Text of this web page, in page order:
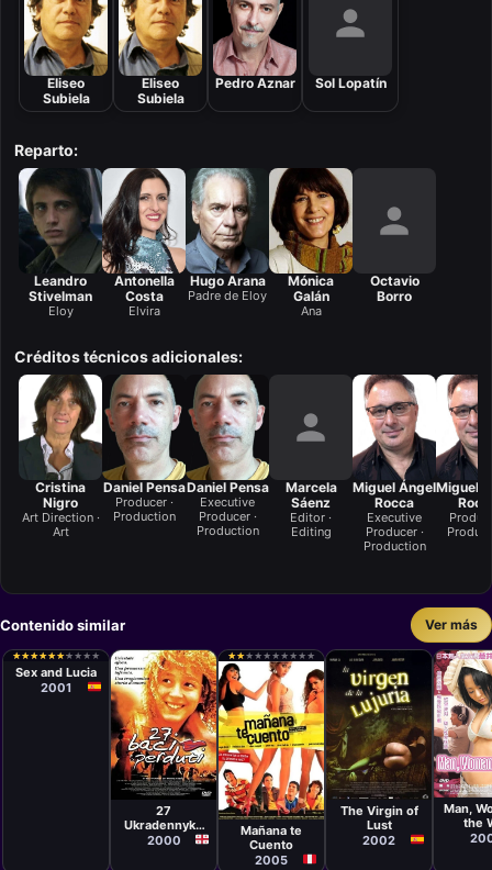
Eliseo
Subiela
Eliseo
Subiela
Pedro Aznar Sol Lopatín
Reparto:
Leandro
Stivelman
Eloy
Antonella
Costa
Elvira
Hugo Arana
Padre de Eloy
Mónica
Galán
Ana
Octavio
Borro
Créditos técnicos adicionales:
Cristina
Nigro
Art Direction ·
Art
Daniel Pensa
Producer ·
Production
Daniel Pensa
Executive
Producer ·
Production
Marcela
Sáenz
Editor ·
Editing
Miguel Ángel
Rocca
Executive
Producer ·
Production
Miguel
Contenido similar Ver más
★
★★
★★
★★
★★
★★
★★
★ ★
★ ★
★ ★
★
Julio Medem
Sex and Lucia
2001
Película
Nana Jorjadze
27
Ukradennykh
Potseluev
2000
★
★★
★★
★ ★
★ ★
★ ★
★ ★
★ ★
★ ★
★ ★
★
Película
Eduardo
Mendoza de
Echave
Mañana te
Cuento
2005
Película
Arturo
Ripstein
The Virgin of
Lust
2002
Man,
the